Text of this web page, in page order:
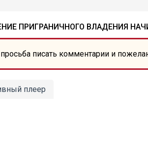
ПРИГРАНИЧНОГО ВЛАДЕНИЯ
писать комментарии и
плеер